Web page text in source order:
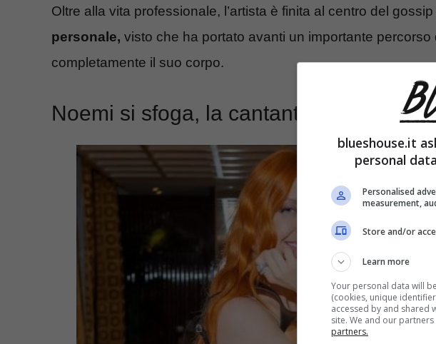
Oltre alla vita professionale, l’artista è finita al centro del
personale, visto che ha portato avanti un importante
completamente il suo corpo.
Noemi si sfoga, la cantante è stufa dei
blueshouse.it
personal
Personalised
measurement,
Store and/or
Learn more
Your personal data will
(cookies, unique
accessed by and shared
site. We and our
partners.